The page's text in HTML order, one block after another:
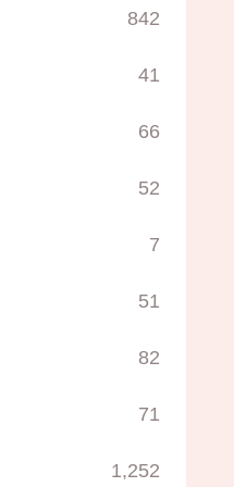
842
41
66
52
7
51
82
71
1,252